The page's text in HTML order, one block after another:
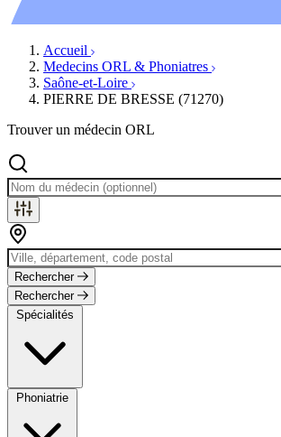
Accueil
Medecins ORL & Phoniatres
Saône-et-Loire
PIERRE DE BRESSE (71270)
Trouver un médecin ORL
Rechercher
Rechercher
Spécialités
Phoniatrie